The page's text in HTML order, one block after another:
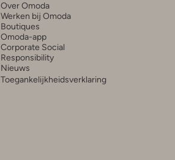
Over Omoda
Werken bij Omoda
Boutiques
Omoda-app
Corporate Social
Responsibility
Nieuws
Toegankelijkheidsverklaring